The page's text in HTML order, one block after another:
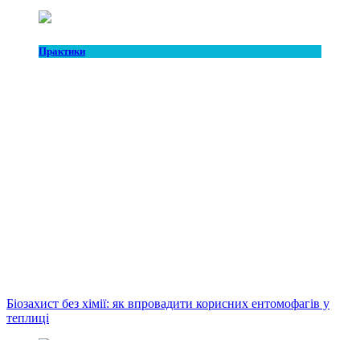
Практики
Біозахист без хімії: як впровадити корисних ентомофагів у
теплиці